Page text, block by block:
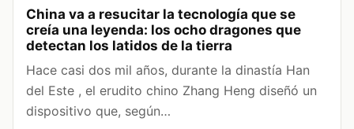
China va a resucitar la tecnología que se
creía una leyenda: los ocho dragones que
detectan los latidos de la tierra
Hace casi dos mil años, durante la dinastía Han
del Este , el erudito chino Zhang Heng diseñó un
dispositivo que, según…